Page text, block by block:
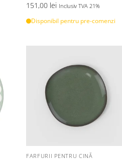
151,00 lei Inclusiv TVA 21%
Disponibil pentru pre-comenzi
FARFURII PENTRU CINĂ